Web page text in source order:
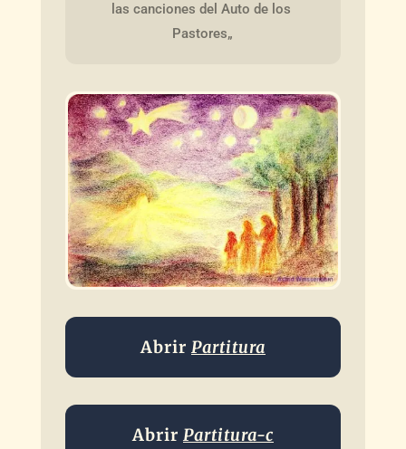
las canciones del Auto de los
Pastores„
Abrir Partitura
Abrir Partitura-c